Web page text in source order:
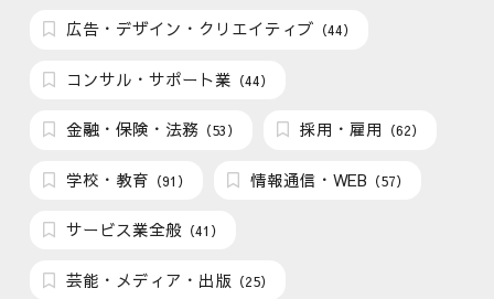
広告・デザイン・クリエイティブ （44）
コンサル・サポート業 （44）
金融・保険・法務 （53） 採用・雇用 （62）
学校・教育 （91） 情報通信・WEB （57）
サービス業全般 （41）
芸能・メディア・出版 （25）